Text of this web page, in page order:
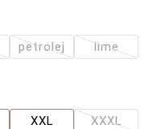
petrolej lime
XXL XXXL